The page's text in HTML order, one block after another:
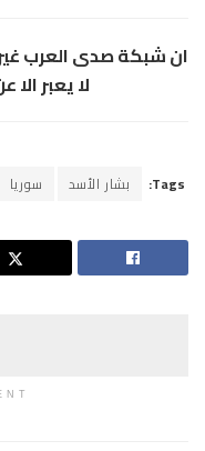
ان شبكة صدى العرب
لا يعبر
Tags: بشار الأسد سوريا